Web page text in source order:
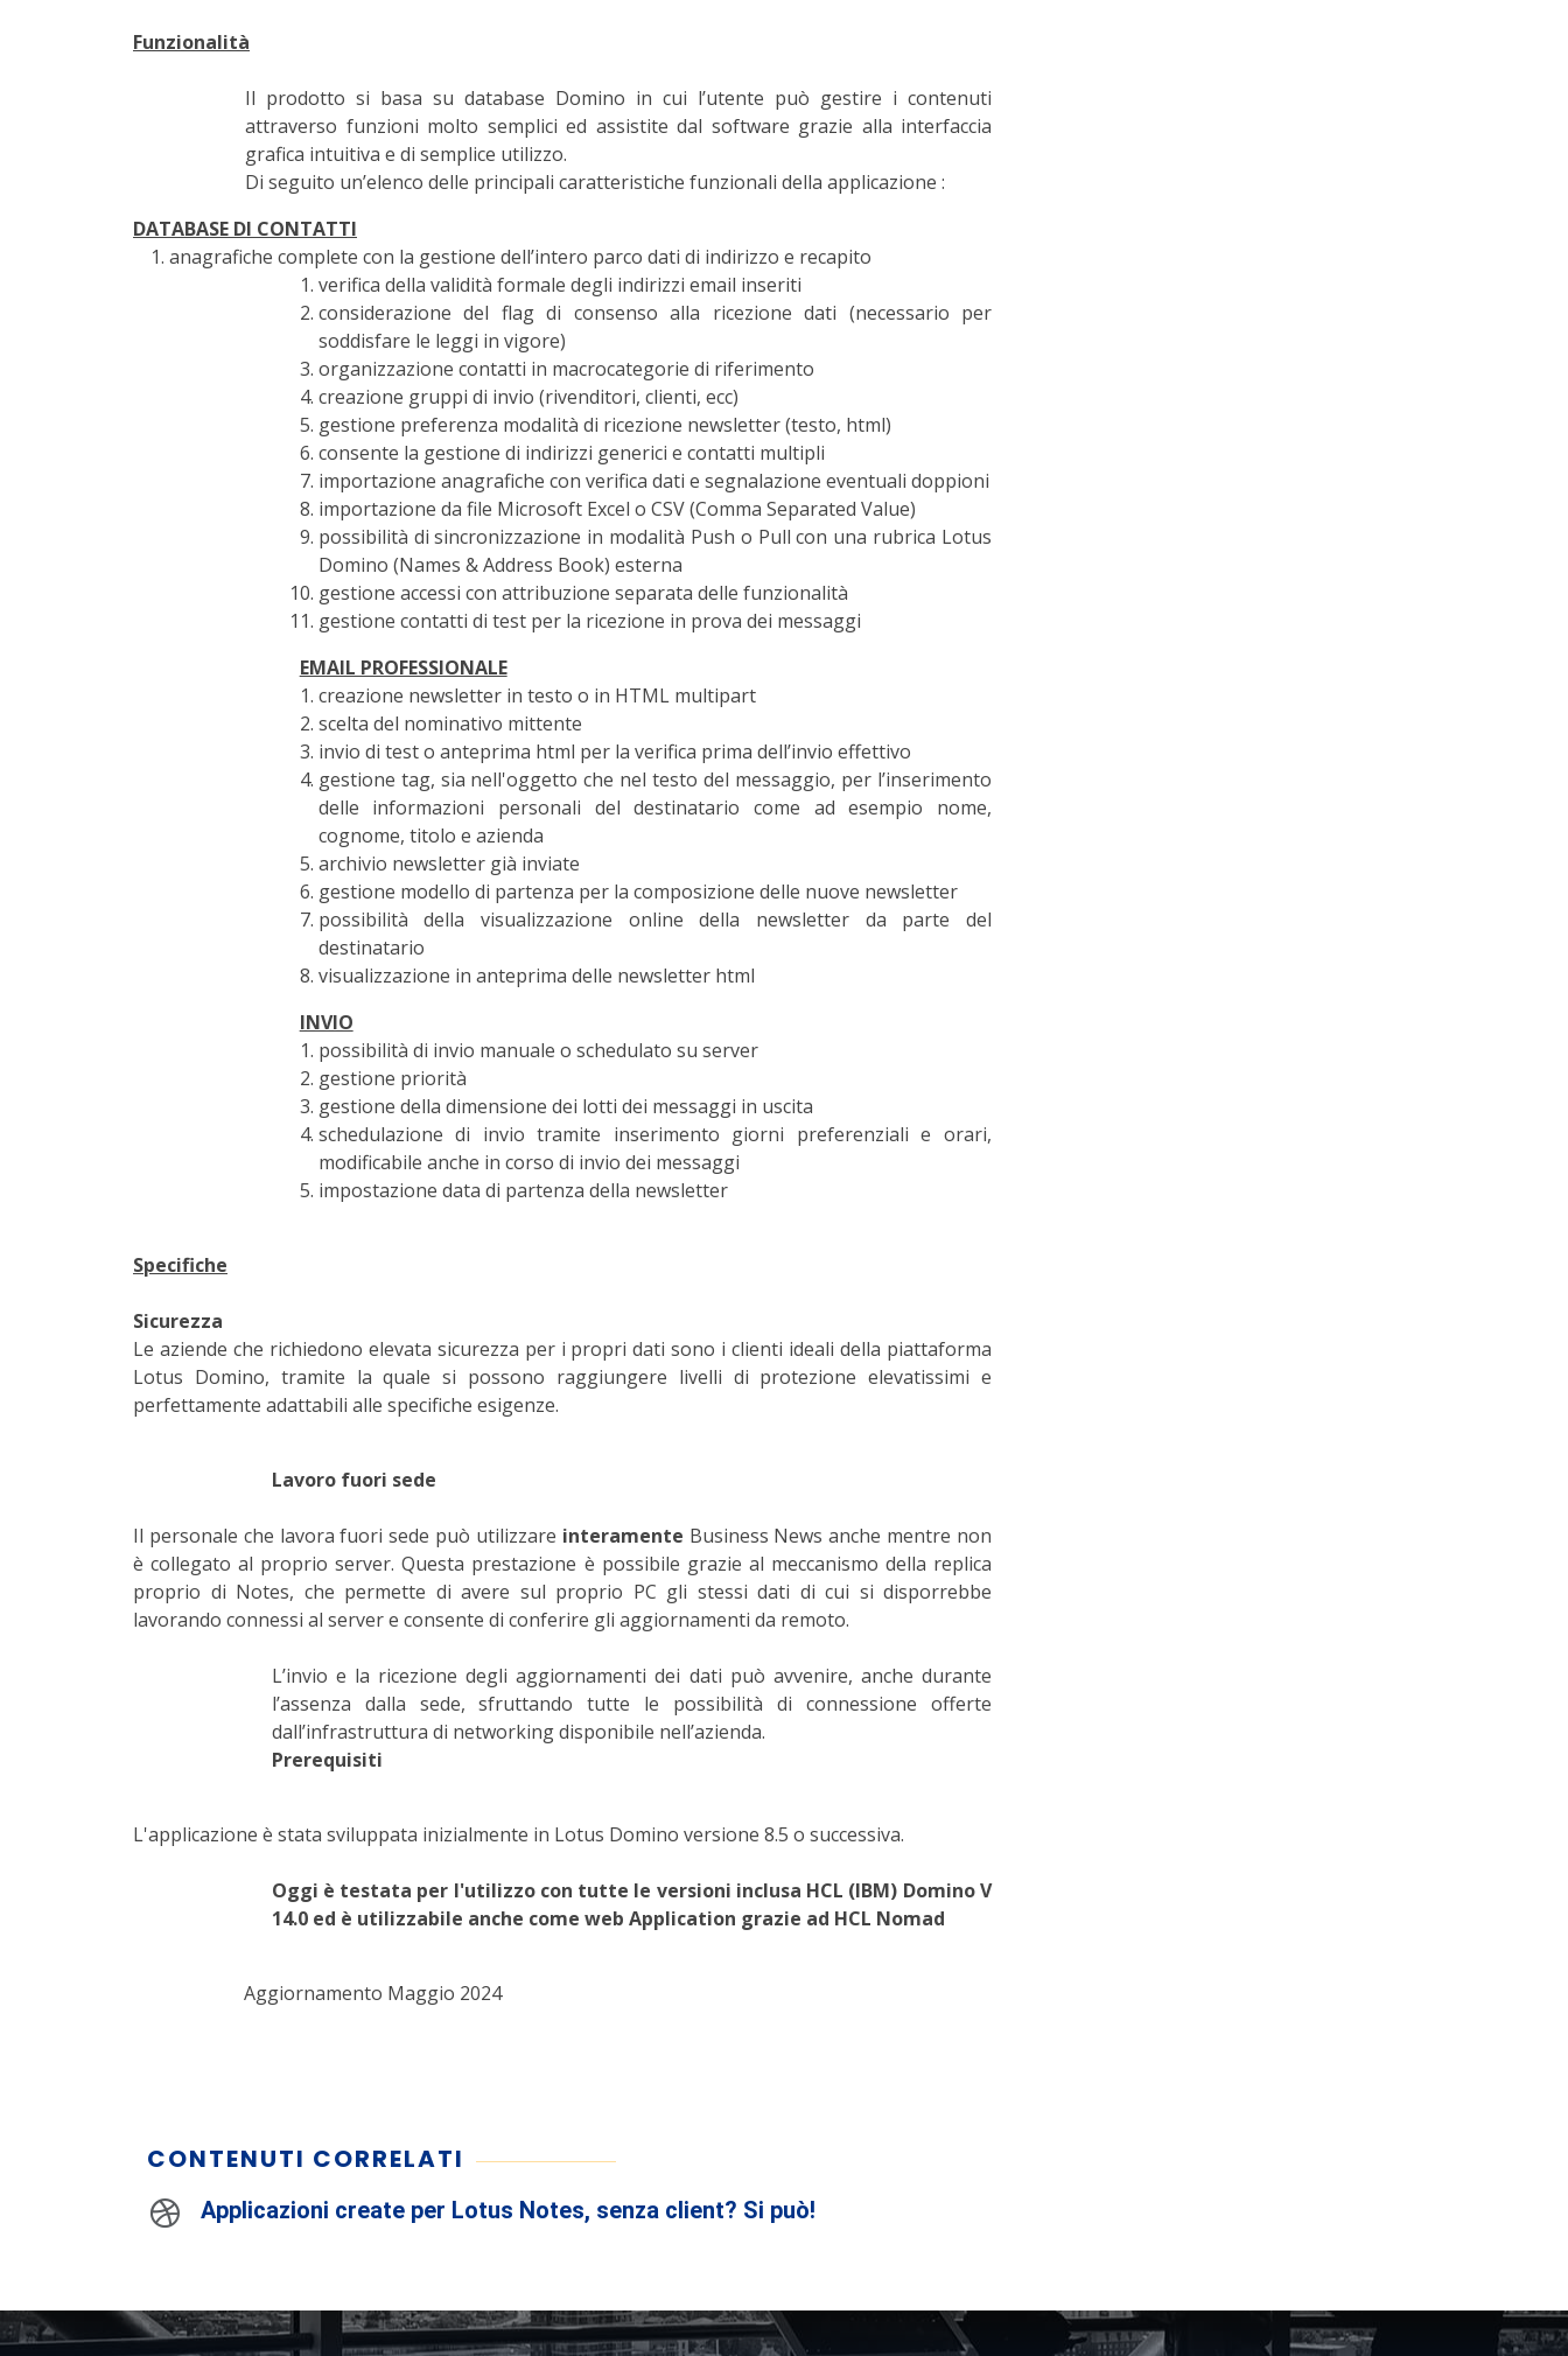
Funzionalità
Il prodotto si basa su database Domino in cui l’utente può gestire i contenuti
attraverso funzioni molto semplici ed assistite dal software grazie alla interfaccia
grafica intuitiva e di semplice utilizzo.
Di seguito un’elenco delle principali caratteristiche funzionali della applicazione :
DATABASE DI CONTATTI
anagrafiche complete con la gestione dell’intero parco dati di indirizzo e recapito
verifica della validità formale degli indirizzi email inseriti
considerazione del flag di consenso alla ricezione dati (necessario per
soddisfare le leggi in vigore)
organizzazione contatti in macrocategorie di riferimento
creazione gruppi di invio (rivenditori, clienti, ecc)
gestione preferenza modalità di ricezione newsletter (testo, html)
consente la gestione di indirizzi generici e contatti multipli
importazione anagrafiche con verifica dati e segnalazione eventuali doppioni
importazione da file Microsoft Excel o CSV (Comma Separated Value)
possibilità di sincronizzazione in modalità Push o Pull con una rubrica Lotus
Domino (Names & Address Book) esterna
gestione accessi con attribuzione separata delle funzionalità
gestione contatti di test per la ricezione in prova dei messaggi
EMAIL PROFESSIONALE
creazione newsletter in testo o in HTML multipart
scelta del nominativo mittente
invio di test o anteprima html per la verifica prima dell’invio effettivo
gestione tag, sia nell'oggetto che nel testo del messaggio, per l’inserimento
delle informazioni personali del destinatario come ad esempio nome,
cognome, titolo e azienda
archivio newsletter già inviate
gestione modello di partenza per la composizione delle nuove newsletter
possibilità della visualizzazione online della newsletter da parte del
destinatario
visualizzazione in anteprima delle newsletter html
INVIO
possibilità di invio manuale o schedulato su server
gestione priorità
gestione della dimensione dei lotti dei messaggi in uscita
schedulazione di invio tramite inserimento giorni preferenziali e orari,
modificabile anche in corso di invio dei messaggi
impostazione data di partenza della newsletter
Specifiche
Sicurezza
Le aziende che richiedono elevata sicurezza per i propri dati sono i clienti ideali della piattaforma
Lotus Domino, tramite la quale si possono raggiungere livelli di protezione elevatissimi e
perfettamente adattabili alle specifiche esigenze.
Lavoro fuori sede
Il personale che lavora fuori sede può utilizzare interamente Business News anche mentre non
è collegato al proprio server. Questa prestazione è possibile grazie al meccanismo della replica
proprio di Notes, che permette di avere sul proprio PC gli stessi dati di cui si disporrebbe
lavorando connessi al server e consente di conferire gli aggiornamenti da remoto.
L’invio e la ricezione degli aggiornamenti dei dati può avvenire, anche durante
l’assenza dalla sede, sfruttando tutte le possibilità di connessione offerte
dall’infrastruttura di networking disponibile nell’azienda.
Prerequisiti
L'applicazione è stata sviluppata inizialmente in Lotus Domino versione 8.5 o successiva.
Oggi è testata per l'utilizzo con tutte le versioni inclusa HCL (IBM) Domino V
14.0 ed è utilizzabile anche come web Application grazie ad HCL Nomad
Aggiornamento Maggio 2024
CONTENUTI CORRELATI
Applicazioni create per Lotus Notes, senza client? Si può!